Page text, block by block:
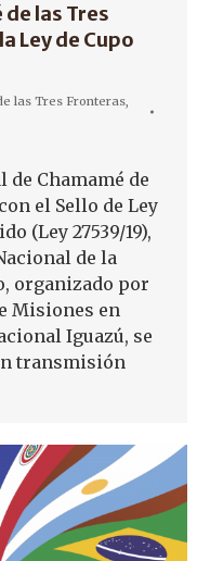
de las Tres
Ley de Cupo
las Tres Fronteras,
de Chamamé de
el Sello de Ley
(Ley 27539/19),
de la
organizado por
Misiones en
Iguazú, se
transmisión